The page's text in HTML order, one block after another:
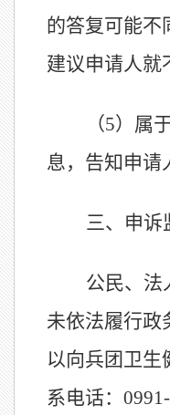
的答复可能不
建议申请人就
（5）属
息，告知申请
三、申诉
公民、法
未依法履行政
以向兵团卫生
系电话：